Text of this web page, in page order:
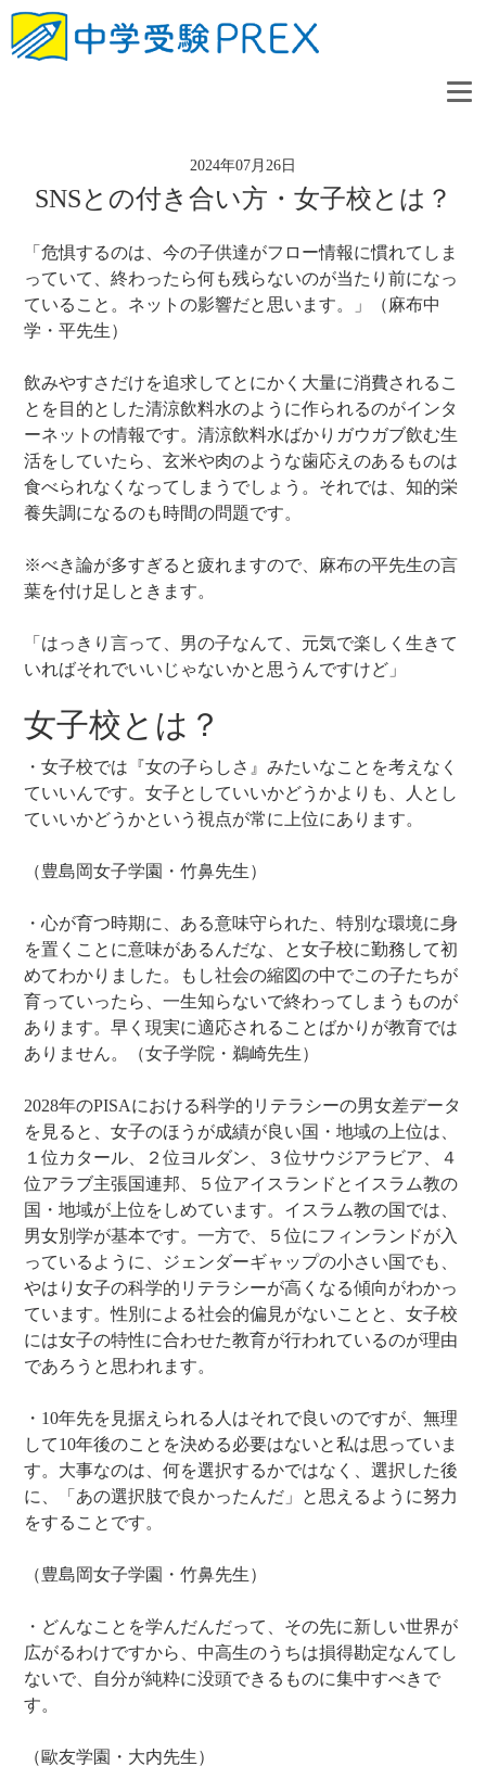
2024年07月26日
SNSとの付き合い方・女子校とは？
「危惧するのは、今の子供達がフロー情報に慣れてしま
っていて、終わったら何も残らないのが当たり前になっ
ていること。ネットの影響だと思います。」（麻布中
学・平先生）
飲みやすさだけを追求してとにかく大量に消費されるこ
とを目的とした清涼飲料水のように作られるのがインタ
ーネットの情報です。清涼飲料水ばかりガウガブ飲む生
活をしていたら、玄米や肉のような歯応えのあるものは
食べられなくなってしまうでしょう。それでは、知的栄
養失調になるのも時間の問題です。
※べき論が多すぎると疲れますので、麻布の平先生の言
葉を付け足しときます。
「はっきり言って、男の子なんて、元気で楽しく生きて
いればそれでいいじゃないかと思うんですけど」
女子校とは？
・女子校では『女の子らしさ』みたいなことを考えなく
ていいんです。女子としていいかどうかよりも、人とし
ていいかどうかという視点が常に上位にあります。
（豊島岡女子学園・竹鼻先生）
・心が育つ時期に、ある意味守られた、特別な環境に身
を置くことに意味があるんだな、と女子校に勤務して初
めてわかりました。もし社会の縮図の中でこの子たちが
育っていったら、一生知らないで終わってしまうものが
あります。早く現実に適応されることばかりが教育では
ありません。（女子学院・鵜崎先生）
2028年のPISAにおける科学的リテラシーの男女差データ
を見ると、女子のほうが成績が良い国・地域の上位は、
１位カタール、２位ヨルダン、３位サウジアラビア、４
位アラブ主張国連邦、５位アイスランドとイスラム教の
国・地域が上位をしめています。イスラム教の国では、
男女別学が基本です。一方で、５位にフィンランドが入
っているように、ジェンダーギャップの小さい国でも、
やはり女子の科学的リテラシーが高くなる傾向がわかっ
ています。性別による社会的偏見がないことと、女子校
には女子の特性に合わせた教育が行われているのが理由
であろうと思われます。
・10年先を見据えられる人はそれで良いのですが、無理
して10年後のことを決める必要はないと私は思っていま
す。大事なのは、何を選択するかではなく、選択した後
に、「あの選択肢で良かったんだ」と思えるように努力
をすることです。
（豊島岡女子学園・竹鼻先生）
・どんなことを学んだんだって、その先に新しい世界が
広がるわけですから、中高生のうちは損得勘定なんてし
ないで、自分が純粋に没頭できるものに集中すべきで
す。
（歐友学園・大内先生）